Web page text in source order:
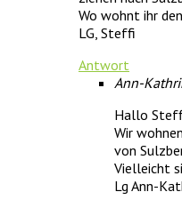
Wo wohnt ihr
LG, Steffi
Antwort
Ann-
Hallo
Wir
von
Vielleicht
Lg Ann-